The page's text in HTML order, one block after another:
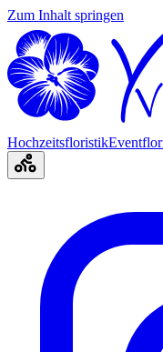
Zum Inhalt springen
Hochzeitsfloristik